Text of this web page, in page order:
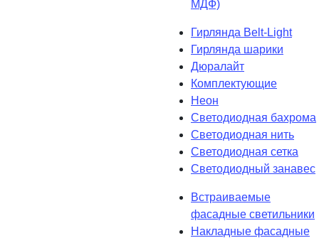
МДФ)
Гирлянда Belt-Light
Гирлянда шарики
Дюралайт
Комплектующие
Неон
Светодиодная бахрома
Светодиодная нить
Светодиодная сетка
Светодиодный занавес
Встраиваемые
фасадные светильники
Накладные фасадные